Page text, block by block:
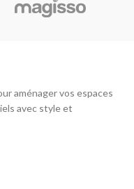
aménager vos espaces
avec style et